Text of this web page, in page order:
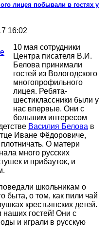
лицея побывали в гостях у
16:02
10 мая сотрудники
Центра писателя В.И.
Белова принимали
гостей из Вологодского
многопрофильного
лицея. Ребята-
шестиклассники были у
нас впервые. Они с
большим интересом
Василия Белова в
Иване Фёдоровиче,
О матери
много русских
и прибауток, и
школьникам о
быта, о том, как пили чай
крестьянских детей.
гостей! Они с
и играли в русскую